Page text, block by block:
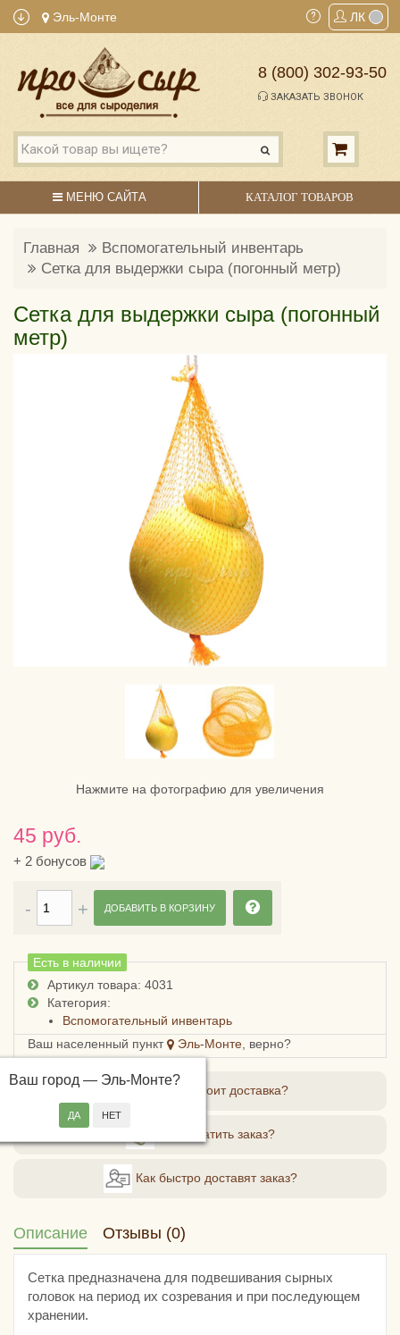
Эль-Монте ЛК
8 (800) 302-93-50
ЗАКАЗАТЬ ЗВОНОК
МЕНЮ САЙТА КАТАЛОГ ТОВАРОВ
Главная
Вспомогательный инвентарь
Сетка для выдержки сыра (погонный метр)
Сетка для выдержки сыра (погонный
метр)
Нажмите на фотографию для увеличения
45 руб.
+ 2 бонусов
Есть в наличии
Артикул товара: 4031
Категория:
Вспомогательный инвентарь
Ваш населенный пункт
Эль-Монте , верно?
Ваш город — Эль-Монте?
ДОБАВИТЬ В КОРЗИНУ
Сколько стоит доставка?
Как оплатить заказ?
Как быстро доставят заказ?
Описание Отзывы (0)
Сетка предназначена для подвешивания сырных
головок на период их созревания и при последующем
хранении.